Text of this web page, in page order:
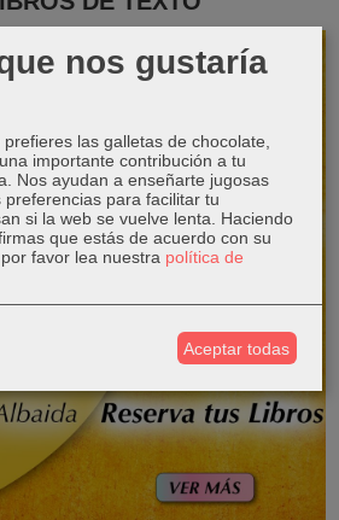
nos gustaría
las galletas de chocolate,
importante contribución a tu
Nos ayudan a enseñarte jugosas
para facilitar tu
si la web se vuelve lenta. Haciendo
que estás de acuerdo con su
favor lea nuestra política de
Aceptar todas